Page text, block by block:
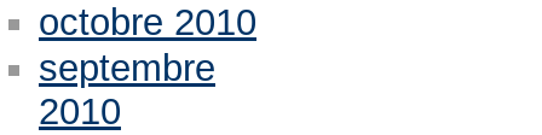
octobre 2010
septembre
2010